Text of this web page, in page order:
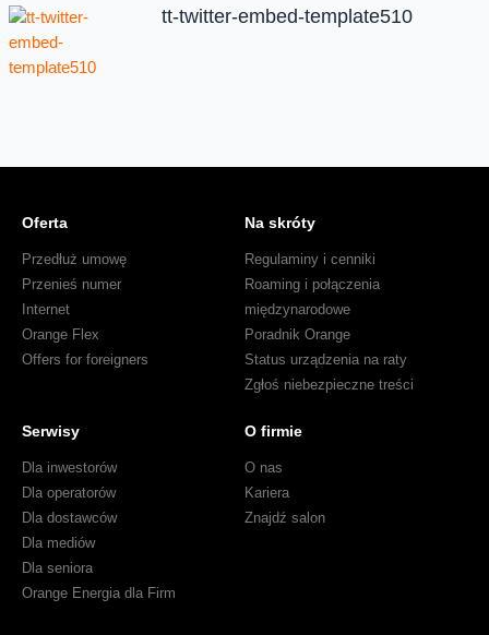
tt-twitter-embed-template510
Oferta
Przedłuż umowę
Przenieś numer
Internet
Orange Flex
Offers for foreigners
Na skróty
Regulaminy i cenniki
Roaming i połączenia
międzynarodowe
Poradnik Orange
Status urządzenia na raty
Zgłoś niebezpieczne treści
Serwisy
Dla inwestorów
Dla operatorów
Dla dostawców
Dla mediów
Dla seniora
Orange Energia dla Firm
O firmie
O nas
Kariera
Znajdź salon